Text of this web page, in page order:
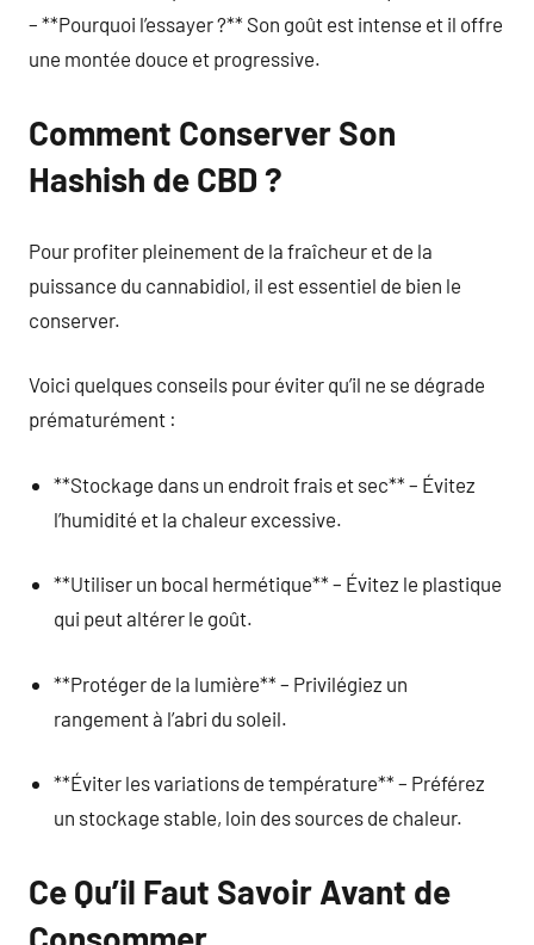
– **Pourquoi l’essayer ?** Son goût est intense et il offre
une montée douce et progressive.
Comment Conserver Son
Hashish de CBD ?
Pour profiter pleinement de la fraîcheur et de la
puissance du cannabidiol, il est essentiel de bien le
conserver.
Voici quelques conseils pour éviter qu’il ne se dégrade
prématurément :
**Stockage dans un endroit frais et sec** – Évitez
l’humidité et la chaleur excessive.
**Utiliser un bocal hermétique** – Évitez le plastique
qui peut altérer le goût.
**Protéger de la lumière** – Privilégiez un
rangement à l’abri du soleil.
**Éviter les variations de température** – Préférez
un stockage stable, loin des sources de chaleur.
Ce Qu’il Faut Savoir Avant de